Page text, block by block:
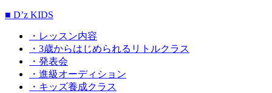
■ D’z KIDS
・レッスン内容
・3歳からはじめられるリトルクラス
・発表会
・進級オーディション
・キッズ養成クラス